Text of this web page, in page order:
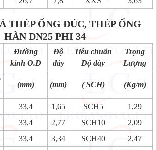
THÉP ỐNG ĐÚC, THÉP ỐNG
HÀN DN25 PHI 34
Đường
kính O.D
Độ
dày
Tiêu chuẩn
Độ dày
Trọng
Lượng
(mm) (mm) ( SCH) (Kg/m)
33,4 1,65 SCH5
1,29
33,4 2,77 SCH10
2,09
33,4 3,34 SCH40
2,47